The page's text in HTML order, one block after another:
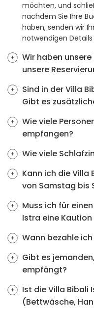
möchten, und
nachdem Sie Ihre
haben, senden wir
notwendigen
Wir haben
unsere
Sind in der Villa
Gibt es
Wie viele
empfangen?
Wie viele
Kann ich die
von Samstag bis
Muss ich für
Istra eine
Wann bezahle
Gibt es
empfängt?
Ist die Villa
(Bettwäsche,